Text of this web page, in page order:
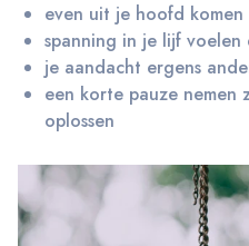
even uit je hoofd komen
spanning in je lijf voelen
je aandacht ergens
een korte pauze nemen
oplossen